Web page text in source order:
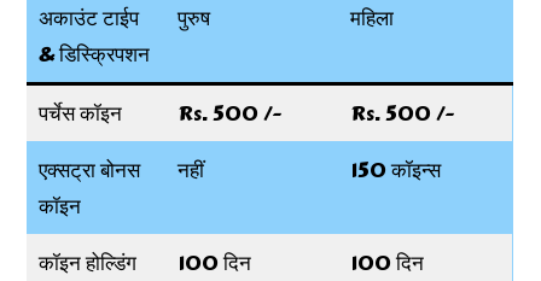
अकाउंट टाईप
& डिस्क्रिपशन
पुरुष महिला
पर्चेस कॉइन Rs. 500 /-
Rs. 500 /-
एक्सट्रा बोनस
कॉइन
नहीं 150 कॉइन्स
कॉइन होल्डिंग
100 दिन 100 दिन